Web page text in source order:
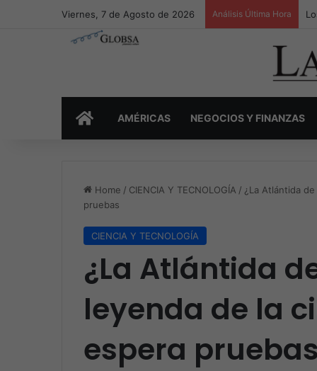
Viernes, 7 de Agosto de 2026 Análisis Última Hora
INICIOAMÉRICAS NEGOCIOS Y FINANZAS
Home / CIENCIA Y TECNOLOGÍA / ¿La Atlántida
pruebas
CIENCIA Y TECNOLOGÍA
¿La Atlántida
leyenda de la
espera pruebas